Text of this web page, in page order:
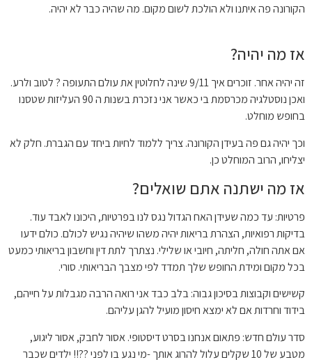
הקורונה פה איתנו ולא הולכת לשום מקום. מה שהיה כבר לא יהיה.
אז מה יהיה?
זה יהיה אחר. זוכרים איך 9/11 שינה לחלוטין את עולם התעופה ? לטוב ולרע.
ואכן נוסטלגיה מכרסמת בי כאשר אני נזכרת בשנות ה 90 העליזות שטסנו
בחופש מוחלט.
וכך יהיה גם פה בעידן הקורונה. צריך ללמוד לחיות ביחד עם הגברת. חלק לא
יצליחו, הרוב המוחלט כן.
אז מה ישתנה אתם שואלים?
פרטיות: עד כמה שעידן האח הגדול נגס לנו בפרטיות, היכונו לאבד עוד.
בדיקות רפואיות, הצהרת בריאות יהיה משהו שיהיה נגיש לכולם. כולם ידעו
אם אתה חולה, חליתה, חיובי או שלילי. נצתרך לתת דין וחשבון בריאותי כמעט
בכל מקום ומידת החופש שלך תמדד לפי מצבך הבריאותי. סורי.
קשישים וקבוצות בסיכון גבוה: בלב כבד אני רואה הרבה מגבלות על חייהם,
בידוד וחרדות אם לא ימצא חיסון מועיל להגן עליהם.
סדר עולם חדש: פתאום אנחנו בסרט דיסטופי. אסור לחבק, אסור ליגוע,
מטבע של 10 שקלים עלול להרוג אותך -מי נגע בו לפני ??!! ילדים שכבר